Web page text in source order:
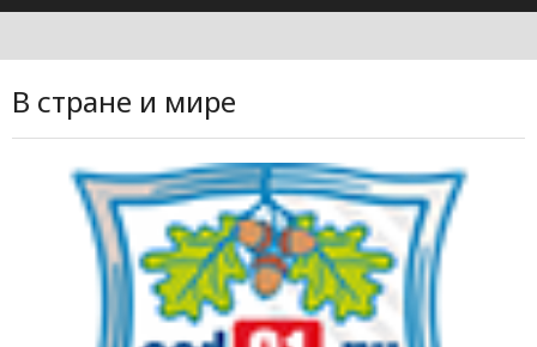
Городские события
В стране и мире